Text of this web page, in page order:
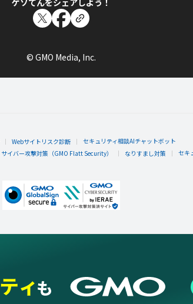
ゲソてんをシェアしよう！
© GMO Media, Inc.
Webサイトリスク診断
セキュリティ相談AIチャットボット
サイバー攻撃対策（GMO Flatt Security） なりすまし対策 セキ